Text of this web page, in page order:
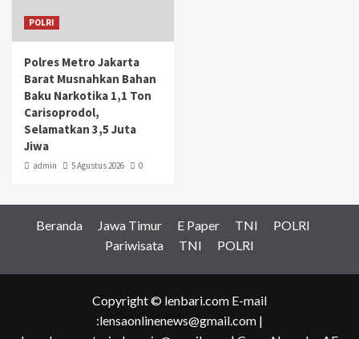
POLRI
Polres Metro Jakarta
Barat Musnahkan Bahan
Baku Narkotika 1,1 Ton
Carisoprodol,
Selamatkan 3,5 Juta
Jiwa
admin 5 Agustus 2026 0
Beranda Jawa Timur E Paper TNI
POLRI
Pariwisata
TNI POLRI
Copyright © lenbari.com E-mail
:lensaonlinenews@gmail.com |